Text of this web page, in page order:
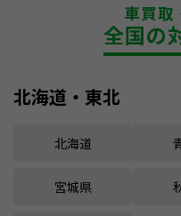
車買取
全国の
北海道・東北
北海道
宮城県